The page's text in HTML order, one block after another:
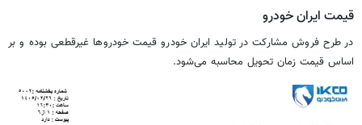
قیمت ایران خودرو
در طرح فروش مشارکت در تولید ایران خودرو قیمت خودروها غیرقطعی بوده و بر
اساس قیمت زمان تحویل محاسبه می‌شود.